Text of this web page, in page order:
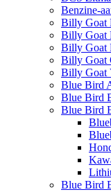
Benzine-
Billy Goat
Billy Goat
Billy Goat
Billy Goat
Billy Goat
Blue Bird
Blue Bird
Blue Bird
Blue Bird